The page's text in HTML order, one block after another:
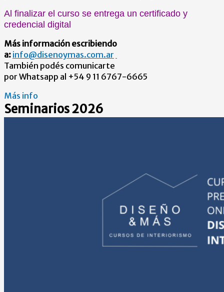
Al finalizar el curso se entrega un certificado y
credencial digital
Más información escribiendo
a: info@disenoymas.com.ar
También podés comunicarte
por Whatsapp al +54 9 11 6767-6665
Más info
Seminarios 2026